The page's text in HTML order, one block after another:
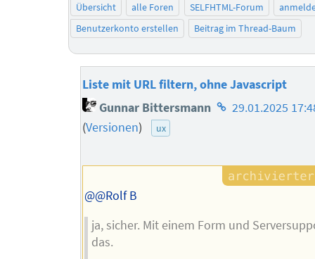
Übersicht alle Foren SELFHTML-Forum
Benutzerkonto erstellen
Beitrag im Thread-Baum
Liste mit URL filtern, ohne Javascript
Gunnar Bittersmann Homepage
29.01.2025
(Versionen) ux
@@Rolf B
ja, sicher. Mit einem Form und
das.